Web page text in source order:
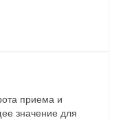
приема и
значение для